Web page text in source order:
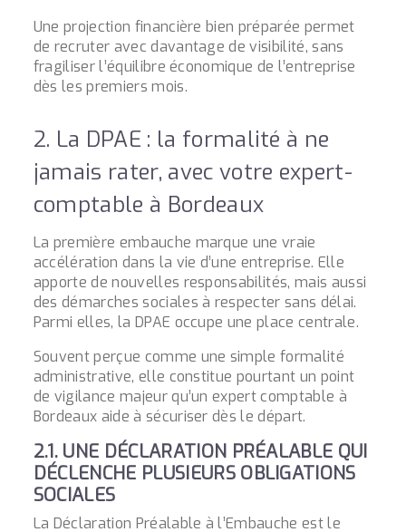
Une projection financière bien préparée permet
de recruter avec davantage de visibilité, sans
fragiliser l’équilibre économique de l’entreprise
dès les premiers mois.
2. La DPAE : la formalité à ne
jamais rater, avec votre expert-
comptable à Bordeaux
La première embauche marque une vraie
accélération dans la vie d’une entreprise. Elle
apporte de nouvelles responsabilités, mais aussi
des démarches sociales à respecter sans délai.
Parmi elles, la DPAE occupe une place centrale.
Souvent perçue comme une simple formalité
administrative, elle constitue pourtant un point
de vigilance majeur qu’un expert comptable à
Bordeaux aide à sécuriser dès le départ.
2.1. UNE DÉCLARATION PRÉALABLE QUI
DÉCLENCHE PLUSIEURS OBLIGATIONS
SOCIALES
La Déclaration Préalable à l’Embauche est le